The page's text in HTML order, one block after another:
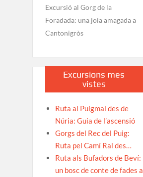
Excursió al Gorg de la
Foradada: una joia amagada a
Cantonigròs
Excursions mes
vistes
Ruta al Puigmal des de
Núria: Guia de l’ascensió
Gorgs del Rec del Puig:
Ruta pel Camí Ral des…
Ruta als Bufadors de Beví:
un bosc de conte de fades a